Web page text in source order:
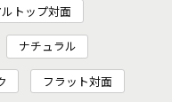
トップ対面
ナチュラル
フラット対面